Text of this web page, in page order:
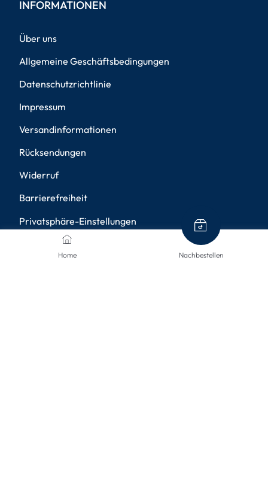
Home Nachbestellen
INFORMATIONEN
Über uns
Allgemeine Geschäftsbedingungen
Datenschutzrichtlinie
Impressum
Versandinformationen
Rücksendungen
Widerruf
Barrierefreiheit
Privatsphäre-Einstellungen
ZAHLUNGSMETHODEN